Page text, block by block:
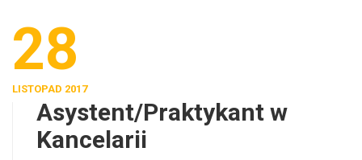
28
LISTOPAD 2017
Asystent/Praktykant w
Kancelarii